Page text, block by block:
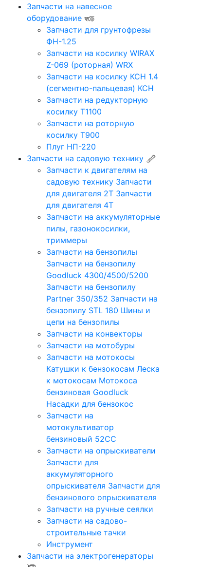
Запчасти на навесное
оборудование
Запчасти для грунтофрезы
ФН-1.25
Запчасти на косилку WIRAX
Z-069 (роторная) WRX
Запчасти на косилку КСН 1.4
(сегментно-пальцевая) КСН
Запчасти на редукторную
косилку Т1100
Запчасти на роторную
косилку Т900
Плуг НП-220
Запчасти на садовую технику
Запчасти к двигателям на
садовую технику Запчасти
для двигателя 2Т Запчасти
для двигателя 4Т
Запчасти на аккумуляторные
пилы, газонокосилки,
триммеры
Запчасти на бензопилы
Запчасти на бензопилу
Goodluck 4300/4500/5200
Запчасти на бензопилу
Partner 350/352 Запчасти на
бензопилу STL 180 Шины и
цепи на бензопилы
Запчасти на конвекторы
Запчасти на мотобуры
Запчасти на мотокосы
Катушки к бензокосам Леска
к мотокосам Мотокоса
бензиновая Goodluck
Насадки для бензокос
Запчасти на
мотокультиватор
бензиновый 52СС
Запчасти на опрыскиватели
Запчасти для
аккумуляторного
опрыскивателя Запчасти для
бензинового опрыскивателя
Запчасти на ручные сеялки
Запчасти на садово-
строительные тачки
Инструмент
Запчасти на электрогенераторы